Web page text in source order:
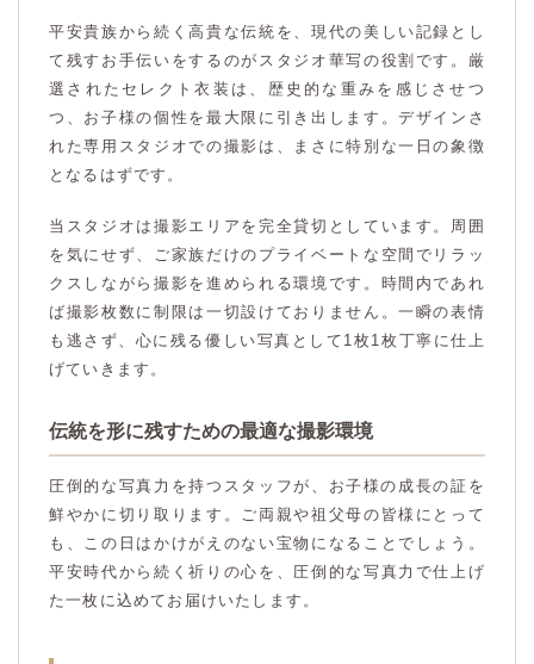
平安貴族から続く高貴な伝統を、現代の美しい記録とし
て残すお手伝いをするのがスタジオ華写の役割です。厳
選されたセレクト衣装は、歴史的な重みを感じさせつ
つ、お子様の個性を最大限に引き出します。デザインさ
れた専用スタジオでの撮影は、まさに特別な一日の象徴
となるはずです。
当スタジオは撮影エリアを完全貸切としています。周囲
を気にせず、ご家族だけのプライベートな空間でリラッ
クスしながら撮影を進められる環境です。時間内であれ
ば撮影枚数に制限は一切設けておりません。一瞬の表情
も逃さず、心に残る優しい写真として1枚1枚丁寧に仕上
げていきます。
伝統を形に残すための最適な撮影環境
圧倒的な写真力を持つスタッフが、お子様の成長の証を
鮮やかに切り取ります。ご両親や祖父母の皆様にとって
も、この日はかけがえのない宝物になることでしょう。
平安時代から続く祈りの心を、圧倒的な写真力で仕上げ
た一枚に込めてお届けいたします。